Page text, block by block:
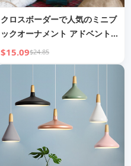
クロスボーダーで人気のミニブ
ックオーナメント アドベント本
棚 ブラインドボックス クリス
マスサプライズ メーカー
$15.09$24.85